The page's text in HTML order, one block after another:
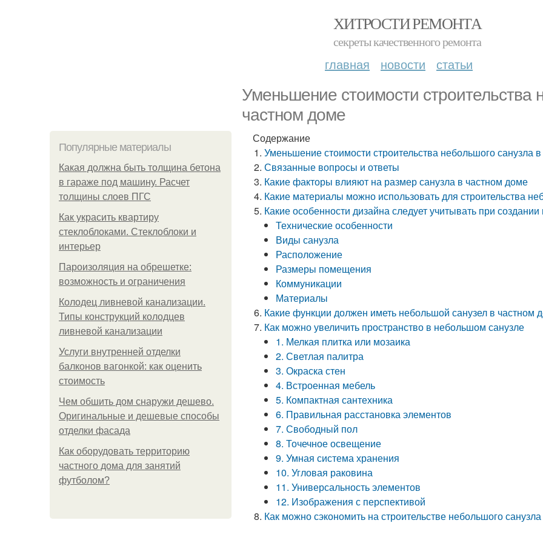
ХИТРОСТИ РЕМОНТА
секреты качественного ремонта
главная новости статьи
Уменьшение стоимости строительства
частном доме
Популярные материалы
Какая должна быть толщина бетона
в гараже под машину. Расчет
толщины слоев ПГС
Как украсить квартиру
стеклоблоками. Стеклоблоки и
интерьер
Пароизоляция на обрешетке:
возможность и ограничения
Колодец ливневой канализации.
Типы конструкций колодцев
ливневой канализации
Услуги внутренней отделки
балконов вагонкой: как оценить
стоимость
Чем обшить дом снаружи дешево.
Оригинальные и дешевые способы
отделки фасада
Как оборудовать территорию
частного дома для занятий
футболом?
Содержание
Уменьшение стоимости строительства небольшого санузла
Связанные вопросы и ответы
Какие факторы влияют на размер санузла в частном доме
Какие материалы можно использовать для строительства
Какие особенности дизайна следует учитывать при
Технические особенности
Виды санузла
Расположение
Размеры помещения
Коммуникации
Материалы
Какие функции должен иметь небольшой санузел в частном
Как можно увеличить пространство в небольшом санузле
1. Мелкая плитка или мозаика
2. Светлая палитра
3. Окраска стен
4. Встроенная мебель
5. Компактная сантехника
6. Правильная расстановка элементов
7. Свободный пол
8. Точечное освещение
9. Умная система хранения
10. Угловая раковина
11. Универсальность элементов
12. Изображения с перспективой
Как можно сэкономить на строительстве небольшого санузла